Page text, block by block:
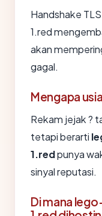
Handshake
1.red
akan
gagal.
Mengapa
Rekam jejak ?
tetapi berarti
1.redpunya
sinyal reputasi.
Di mana